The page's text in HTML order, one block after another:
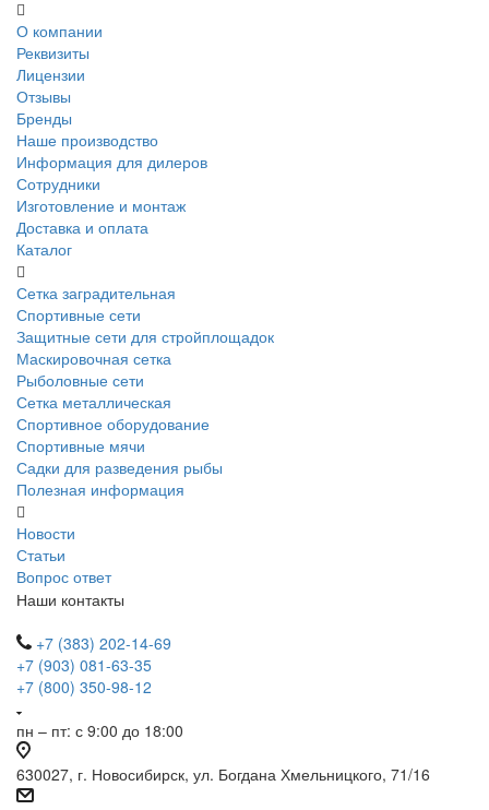
О компании
Реквизиты
Лицензии
Отзывы
Бренды
Наше производство
Информация для дилеров
Сотрудники
Изготовление и монтаж
Доставка и оплата
Каталог
Сетка заградительная
Спортивные сети
Защитные сети для стройплощадок
Маскировочная сетка
Рыболовные сети
Сетка металлическая
Спортивное оборудование
Спортивные мячи
Садки для разведения рыбы
Полезная информация
Новости
Статьи
Вопрос ответ
Наши контакты
+7 (383) 202-14-69
+7 (903) 081-63-35
+7 (800) 350-98-12
пн – пт: с 9:00 до 18:00
630027, г. Новосибирск, ул. Богдана Хмельницкого, 71/16